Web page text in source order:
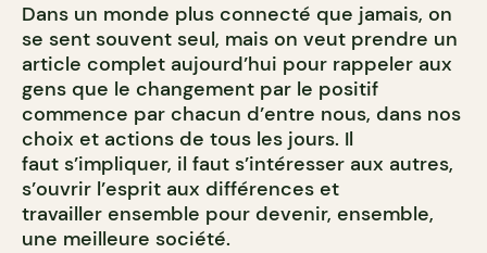
Dans un monde plus connecté que jamais, on
se sent souvent seul, mais on veut prendre un
article complet aujourd’hui pour rappeler aux
gens que le changement par le positif
commence par chacun d’entre nous, dans nos
choix et actions de tous les jours. Il
faut s’impliquer, il faut s’intéresser aux autres,
s’ouvrir l’esprit aux différences et
travailler ensemble pour devenir, ensemble,
une meilleure société.